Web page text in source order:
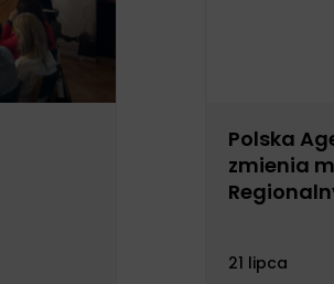
Polska
zmienia
21 lipca